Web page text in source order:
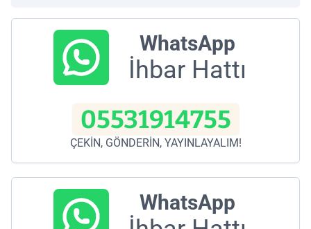
WhatsApp
İhbar Hattı
05531914755
ÇEKİN, GÖNDERİN, YAYINLAYALIM!
WhatsApp